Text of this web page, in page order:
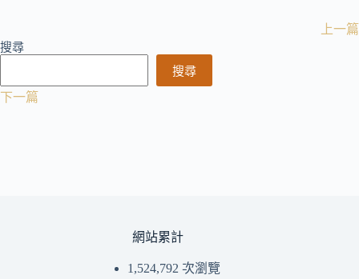
上一篇
搜尋
搜尋
下一篇
網站累計
1,524,792 次瀏覽